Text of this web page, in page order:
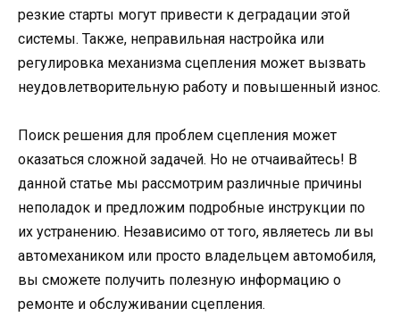
резкие старты могут привести к деградации этой
системы. Также, неправильная настройка или
регулировка механизма сцепления может вызвать
неудовлетворительную работу и повышенный износ.
Поиск решения для проблем сцепления может
оказаться сложной задачей. Но не отчаивайтесь! В
данной статье мы рассмотрим различные причины
неполадок и предложим подробные инструкции по
их устранению. Независимо от того, являетесь ли вы
автомехаником или просто владельцем автомобиля,
вы сможете получить полезную информацию о
ремонте и обслуживании сцепления.